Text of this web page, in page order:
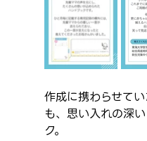
作成に携わらせて
も、思い入れの深
ク。